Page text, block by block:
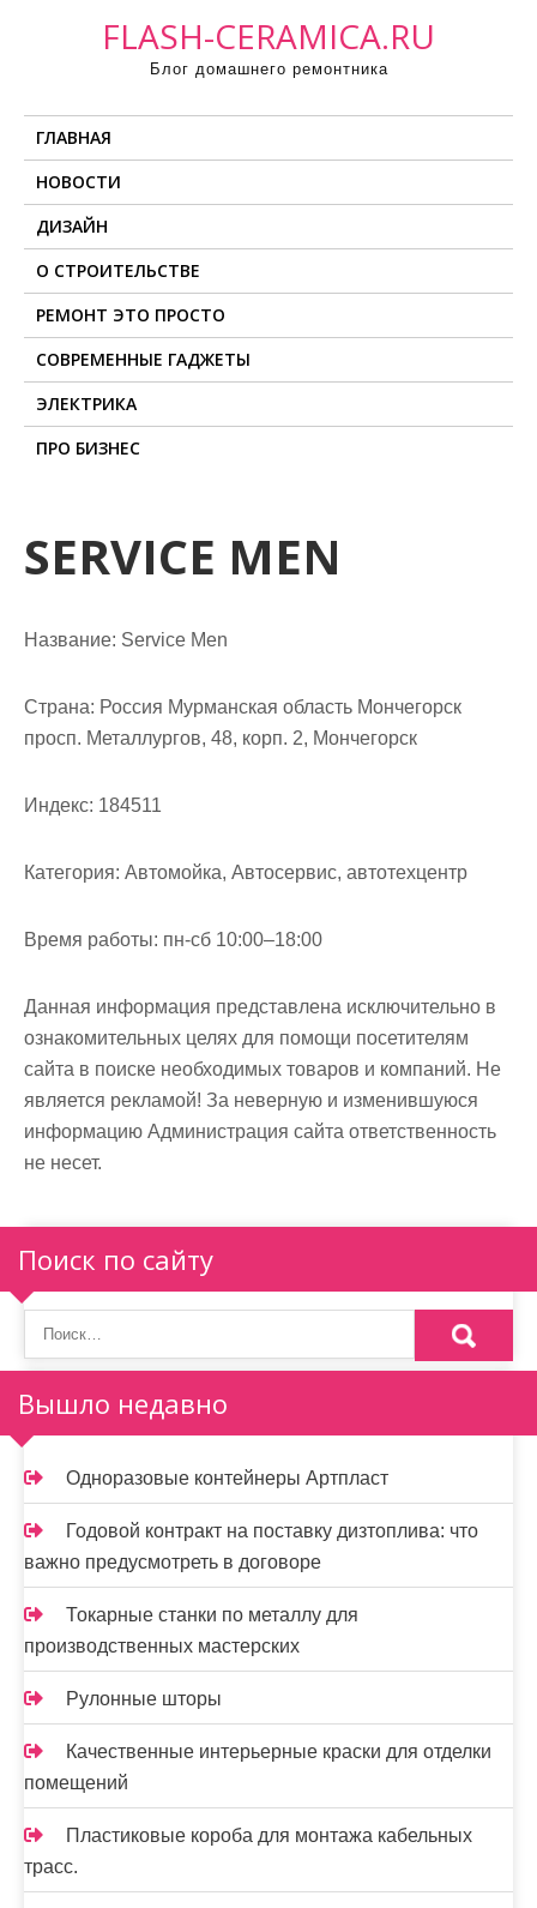
FLASH-CERAMICA.RU
Блог домашнего ремонтника
ГЛАВНАЯ
НОВОСТИ
ДИЗАЙН
О СТРОИТЕЛЬСТВЕ
РЕМОНТ ЭТО ПРОСТО
СОВРЕМЕННЫЕ ГАДЖЕТЫ
ЭЛЕКТРИКА
ПРО БИЗНЕС
SERVICE MEN
Название: Service Men
Страна: Россия Мурманская область Мончегорск
просп. Металлургов, 48, корп. 2, Мончегорск
Индекс: 184511
Категория: Автомойка, Автосервис, автотехцентр
Время работы: пн-сб 10:00–18:00
Данная информация представлена исключительно в
ознакомительных целях для помощи посетителям
сайта в поиске необходимых товаров и компаний. Не
является рекламой! За неверную и изменившуюся
информацию Администрация сайта ответственность
не несет.
Поиск по сайту
Вышло недавно
Одноразовые контейнеры Артпласт
Годовой контракт на поставку дизтоплива: что
важно предусмотреть в договоре
Токарные станки по металлу для
производственных мастерских
Рулонные шторы
Качественные интерьерные краски для отделки
помещений
Пластиковые короба для монтажа кабельных
трасс.